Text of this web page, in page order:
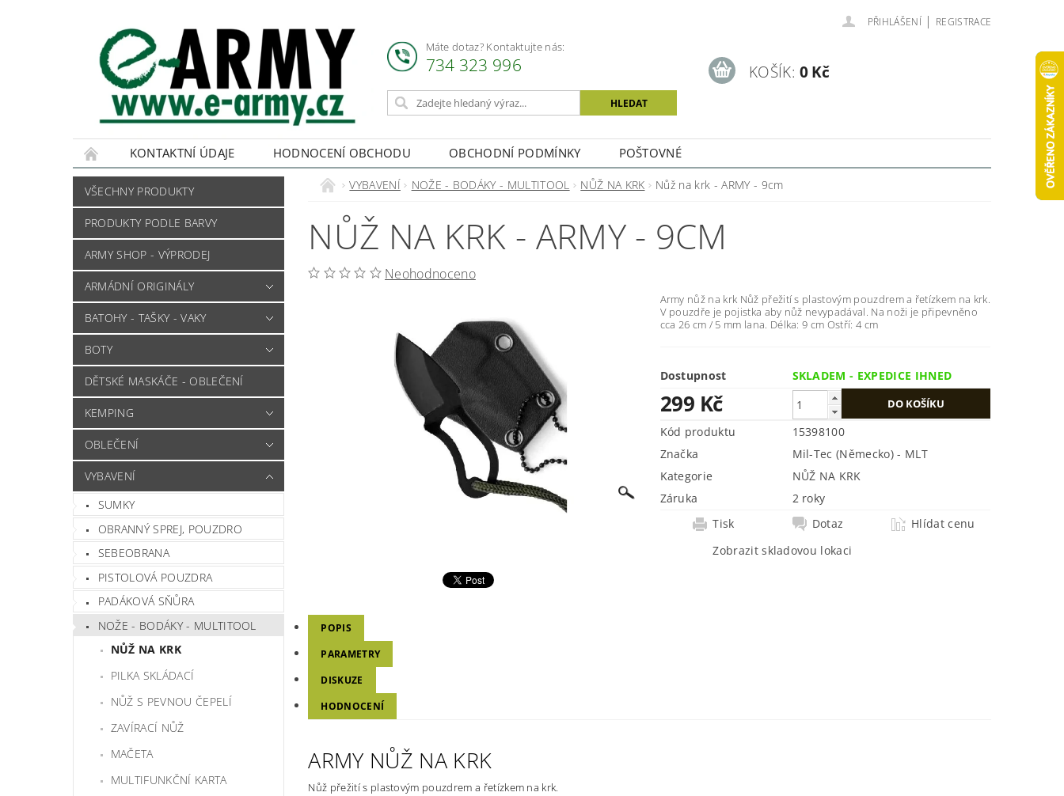
Máte dotaz? Kontaktujte nás:
734 323 996
PŘIHLÁŠENÍ | REGISTRACE
KOŠÍK: 0 Kč
KONTAKTNÍ ÚDAJE HODNOCENÍ OBCHODU OBCHODNÍ PODMÍNKY POŠTOVNÉ
VŠECHNY PRODUKTY
PRODUKTY PODLE BARVY
ARMY SHOP - VÝPRODEJ
ARMÁDNÍ ORIGINÁLY
BATOHY - TAŠKY - VAKY
BOTY
DĚTSKÉ MASKÁČE - OBLEČENÍ
KEMPING
OBLEČENÍ
VYBAVENÍ
SUMKY
OBRANNÝ SPREJ, POUZDRO
SEBEOBRANA
PISTOLOVÁ POUZDRA
PADÁKOVÁ SŇŮRA
NOŽE - BODÁKY - MULTITOOL
NŮŽ NA KRK
PILKA SKLÁDACÍ
NŮŽ S PEVNOU ČEPELÍ
ZAVÍRACÍ NŮŽ
MAČETA
MULTIFUNKČNÍ KARTA
VYBAVENÍ NOŽE - BODÁKY - MULTITOOL NŮŽ NA KRK Nůž na krk - ARMY - 9cm
NŮŽ NA KRK - ARMY - 9CM
Neohodnoceno
Army nůž na krk Nůž přežití s plastovým pouzdrem a řetízkem na krk.
V pouzdře je pojistka aby nůž nevypadával. Na noži je připevněno
cca 26 cm / 5 mm lana. Délka: 9 cm Ostří: 4 cm
Dostupnost SKLADEM - EXPEDICE IHNED
299 Kč
Kód produktu
15398100
Značka
Mil-Tec (Německo) - MLT
Kategorie
NŮŽ NA KRK
Záruka
2 roky
Tisk
Dotaz
Hlídat cenu
Zobrazit skladovou lokaci
POPIS
PARAMETRY
DISKUZE
HODNOCENÍ
ARMY NŮŽ NA KRK
Nůž přežití s plastovým pouzdrem a řetízkem na krk.